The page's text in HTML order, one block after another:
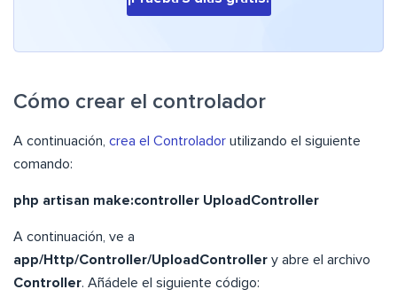
Cómo crear el controlador
A continuación, crea el Controlador utilizando el siguiente
comando:
php artisan make:controller UploadController
A continuación, ve a
app/Http/Controller/UploadController y abre el archivo
Controller. Añádele el siguiente código: